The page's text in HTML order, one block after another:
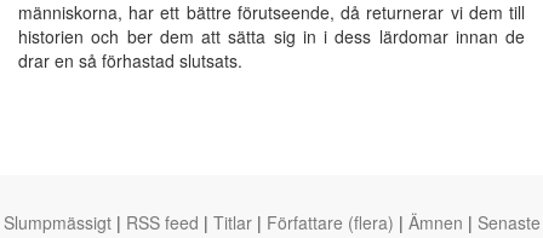
människorna, har ett bättre förutseende, då returnerar vi dem till
historien och ber dem att sätta sig in i dess lärdomar innan de
drar en så förhastad slutsats.
Slumpmässigt | RSS feed | Titlar | Författare (flera) | Ämnen | Senaste